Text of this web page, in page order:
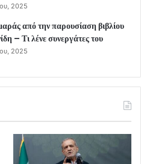
2025
από την παρουσίαση βιβλίου
– Τι λένε συνεργάτες του
2025